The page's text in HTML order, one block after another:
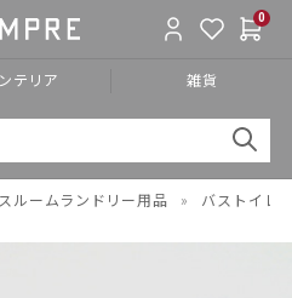
0
テリア 雑貨
ルームランドリー用品 » バストイレ